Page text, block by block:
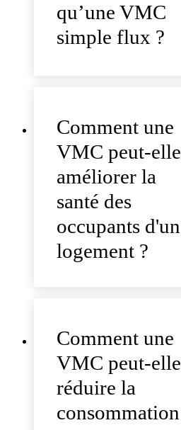
qu’une VMC
simple flux ?
Comment une
VMC peut-elle
améliorer la
santé des
occupants d'un
logement ?
Comment une
VMC peut-elle
réduire la
consommation